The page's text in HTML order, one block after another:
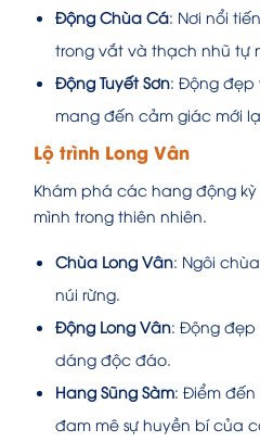
Động Chùa Cá: Nơi nổi
trong vắt và thạch nhũ tự
Động Tuyết Sơn: Động đẹp
mang đến cảm giác mới
Lộ trình Long Vân
Khám phá các hang động
mình trong thiên nhiên.
Chùa Long Vân: Ngôi
núi rừng.
Động Long Vân: Động
dáng độc đáo.
Hang Sũng Sàm: Điểm
đam mê sự huyền bí của